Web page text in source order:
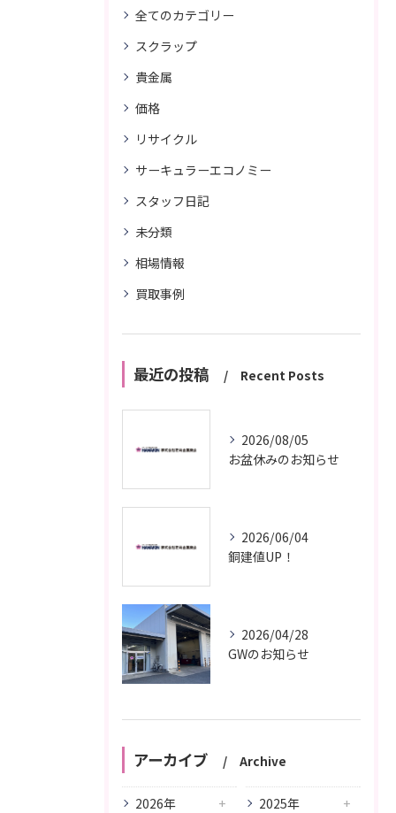
全てのカテゴリー
スクラップ
貴金属
価格
リサイクル
サーキュラーエコノミー
スタッフ日記
未分類
相場情報
買取事例
最近の投稿 Recent Posts
2026/08/05
お盆休みのお知らせ
2026/06/04
銅建値UP！
2026/04/28
GWのお知らせ
アーカイブ Archive
2026年 2025年